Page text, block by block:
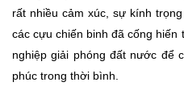
rất nhiều cảm xúc, sự kính
các cựu chiến binh đã cống
nghiệp giải phóng đất nước để
phúc trong thời bình.